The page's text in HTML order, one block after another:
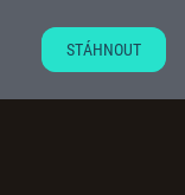
STÁHNOUT